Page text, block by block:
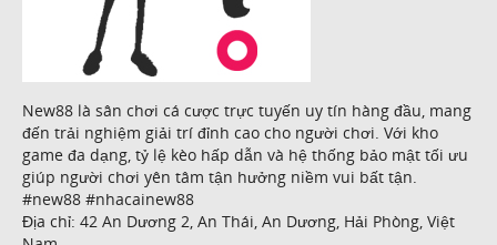
New88 là sân chơi cá cược trực tuyến uy tín hàng đầu, mang
đến trải nghiệm giải trí đỉnh cao cho người chơi. Với kho
game đa dạng, tỷ lệ kèo hấp dẫn và hệ thống bảo mật tối ưu
giúp người chơi yên tâm tận hưởng niềm vui bất tận.
#new88 #nhacainew88
Địa chỉ: 42 An Dương 2, An Thái, An Dương, Hải Phòng, Việt